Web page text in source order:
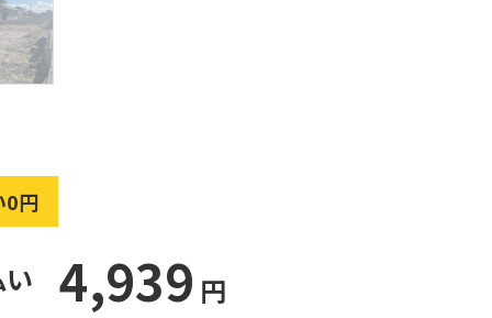
0円
4,939 円